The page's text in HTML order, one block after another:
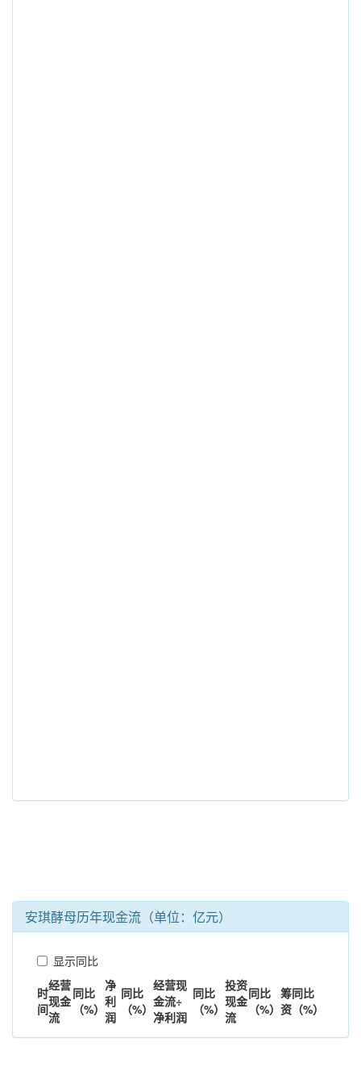
安琪酵母历年现金流（单位：亿元）
显示同比
时
间
经营
现金
流
同比
（%）
净
利
润
同比
（%）
经营现
金流÷
净利润
同比
（%）
投资
现金
流
同比
（%）
筹
资
同比
（%）